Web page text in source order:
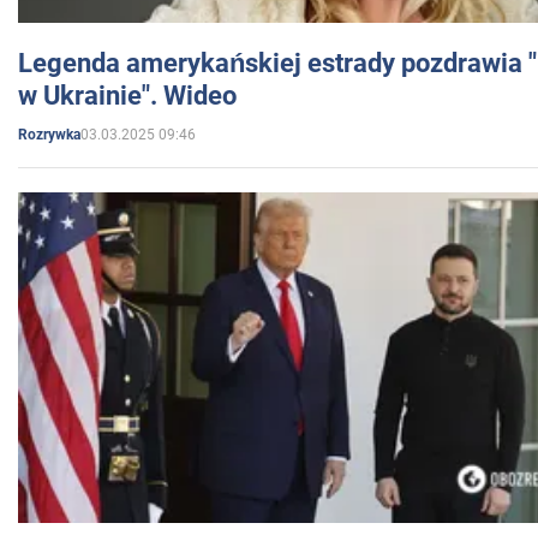
Legenda amerykańskiej estrady pozdrawia
w Ukrainie". Wideo
Rozrywka03.03.2025 09:46